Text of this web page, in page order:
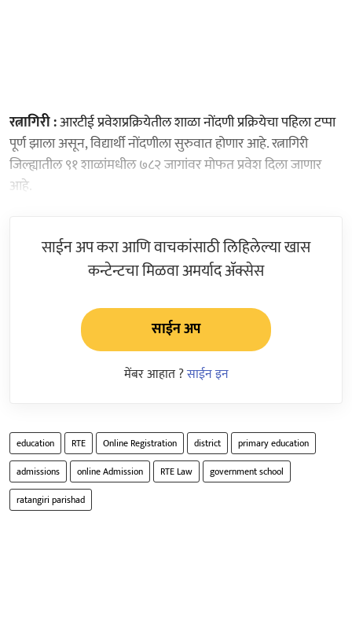
रत्नागिरी :आरटीई प्रवेशप्रक्रियेतील शाळा नोंदणी प्रक्रियेचा पहिला टप्पा
पूर्ण झाला असून, विद्यार्थी नोंदणीला सुरुवात होणार आहे. रत्नागिरी
जिल्ह्यातील ९१ शाळांमधील ७८२ जागांवर मोफत प्रवेश दिला जाणार
आहे.
साईन अप करा आणि वाचकांसाठी लिहिलेल्या खास
कन्टेन्टचा मिळवा अमर्याद ॲक्सेस
साईन अप
मेंबर आहात ?साईन इन
education RTE Online Registration district
primary education
admissions
online Admission RTE Law
government school
ratangiri parishad